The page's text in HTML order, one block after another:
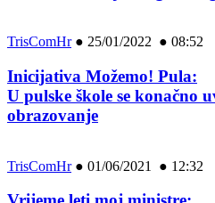
TrisComHr● 25/01/2022 ● 08:52
Inicijativa Možemo! Pula:
U pulske škole se konačno
obrazovanje
TrisComHr● 01/06/2021 ● 12:32